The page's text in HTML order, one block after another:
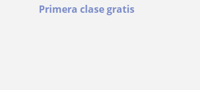
Primera clase gratis